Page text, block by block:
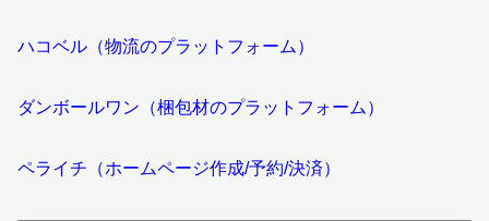
ハコベル（物流のプラットフォーム）
ダンボールワン（梱包材のプラットフォーム）
ペライチ（ホームページ作成/予約/決済）